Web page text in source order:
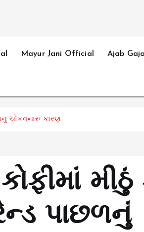
Mayur Jani Official Ajab
ચોંકવનારું કારણ
પાછળનું